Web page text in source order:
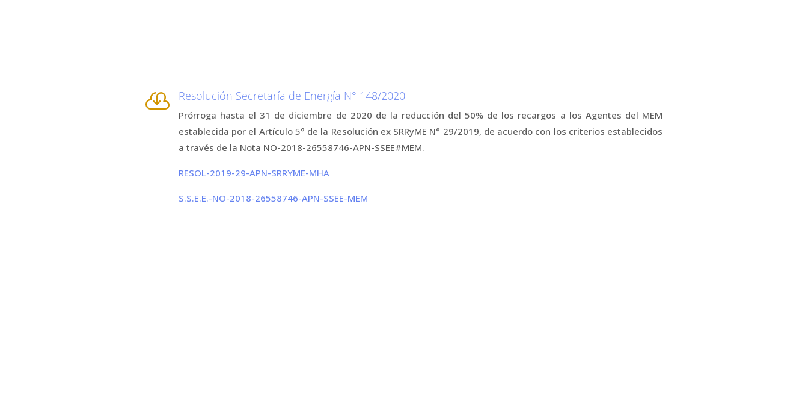
 Resolución Secretaría de Energía N° 148/2020
Prórroga hasta el 31 de diciembre de 2020 de la reducción del 50% de los recargos a los Agentes del MEM
establecida por el Artículo 5° de la Resolución ex SRRyME N° 29/2019, de acuerdo con los criterios establecidos
a través de la Nota NO-2018-26558746-APN-SSEE#MEM.
RESOL-2019-29-APN-SRRYME-MHA
S.S.E.E.-NO-2018-26558746-APN-SSEE-MEM